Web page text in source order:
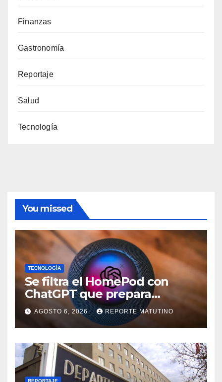
Finanzas
Gastronomía
Reportaje
Salud
Tecnología
You missed
TECNOLOGÍA
Se filtra el HomePod con
ChatGPT que prepara
OpenAI y su diseño es una
locura
AGOSTO 6, 2026 REPORTE MATUTINO
REPORTAJE